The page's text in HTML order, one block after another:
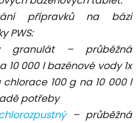
přípravků na bázi
PWS:
granulát – průběžná
10 000 l bazénové vody 1x
chlorace 100 g na 10 000 l
potřeby
– průběžná